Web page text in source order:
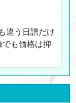
違う日譜だけ
も価格は抑